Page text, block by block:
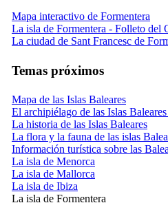
Mapa interactivo de Formentera
La isla de Formentera - Folleto del
La ciudad de Sant Francesc de
Temas próximos
Mapa de las Islas Baleares
El archipiélago de las Islas
La historia de las Islas Baleares
La flora y la fauna de las islas
Información turística sobre las
La isla de Menorca
La isla de Mallorca
La isla de Ibiza
La isla de Formentera